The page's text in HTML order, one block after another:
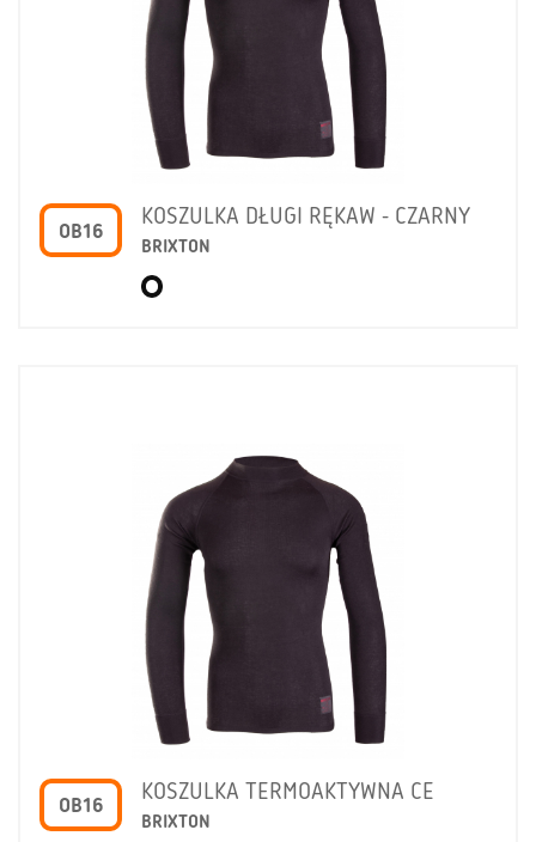
OB16
KOSZULKA DŁUGI RĘKAW - CZARNY
BRIXTON
OB16
KOSZULKA TERMOAKTYWNA CE
BRIXTON